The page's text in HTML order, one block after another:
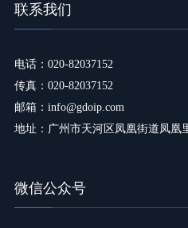
联系我们
电话：020-82037152
传真：020-82037152
邮箱：info@gdoip.com
地址：广州市天河区凤凰街道凤凰
微信公众号